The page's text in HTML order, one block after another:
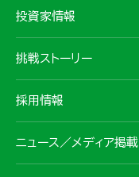
投資家情報
挑戦ストーリー
採用情報
ニュース／メディア掲載